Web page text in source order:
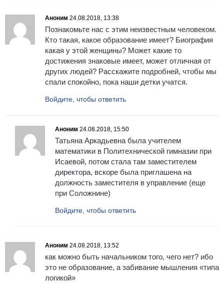
Аноним 24.08.2018, 13:38
Познакомьте нас с этим неизвестным человеком.
Кто такая, какое образование имеет? Биография
какая у этой женщины? Может какие то
достижения знаковые имеет, может отличная от
других людей? Расскажите подробней, чтобы мы
спали спокойно, пока наши детки учатся.
Войдите, чтобы ответить
Аноним 24.08.2018, 15:50
Татьяна Аркадьевна была учителем
математики в Политехнической гимназии при
Исаевой, потом стала там заместителем
директора, вскоре была приглашена на
должность заместителя в управление (еще
при Соложнине)
Войдите, чтобы ответить
Аноним 24.08.2018, 13:52
как можно быть начальником того, чего нет? ибо
это не образование, а забивание мышления «типа
логикой»